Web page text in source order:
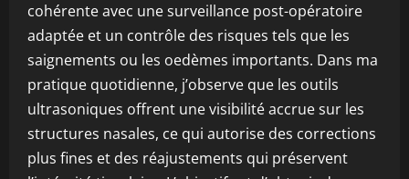
cohérente avec une surveillance post-opératoire
adaptée et un contrôle des risques tels que les
saignements ou les oedèmes importants. Dans ma
pratique quotidienne, j’observe que les outils
ultrasoniques offrent une visibilité accrue sur les
structures nasales, ce qui autorise des corrections
plus fines et des réajustements qui préservent